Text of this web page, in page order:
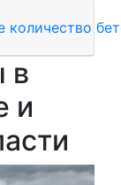
количество
в
и